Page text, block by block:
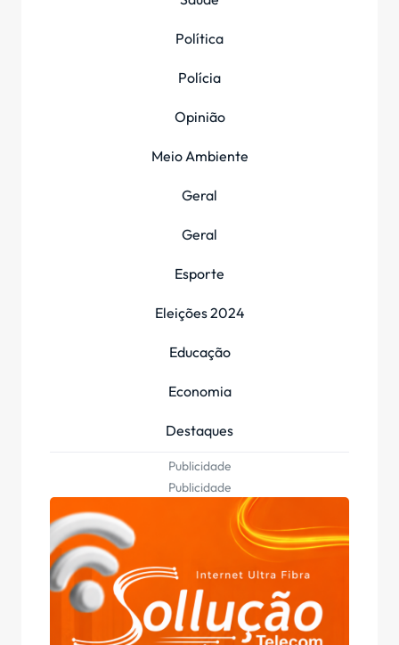
Política
Polícia
Opinião
Meio Ambiente
Geral
Geral
Esporte
Eleições 2024
Educação
Economia
Destaques
Publicidade
Publicidade